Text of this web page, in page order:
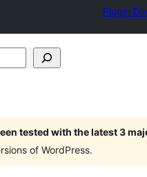
Plugin
tested with the latest 3
of WordPress.